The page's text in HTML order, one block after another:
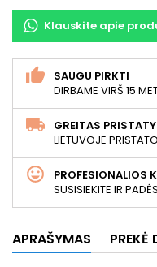
Klauskite apie
SAUGU PIRKTI
DIRBAME VIRŠ 15
GREITAS
LIETUVOJE
PROFESIONALIOS
SUSISIEKITE IR
APRAŠYMAS PREKĖ